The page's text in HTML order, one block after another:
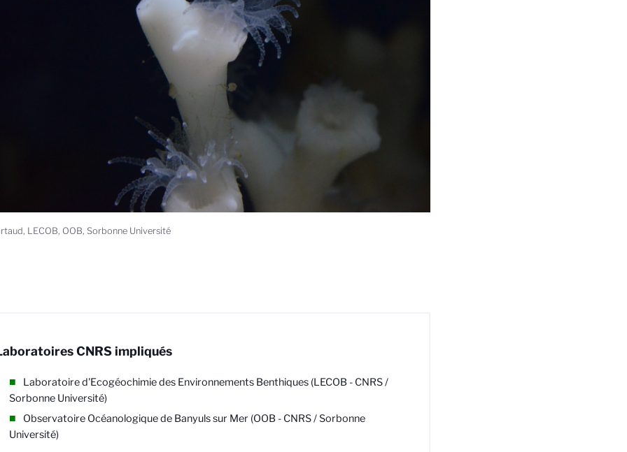
LECOB, OOB, Sorbonne Université
CNRS impliqués
Laboratoire d'Ecogéochimie des Environnements Benthiques (LECOB - CNRS /
Sorbonne Université)
Observatoire Océanologique de Banyuls sur Mer (OOB - CNRS / Sorbonne
Université)